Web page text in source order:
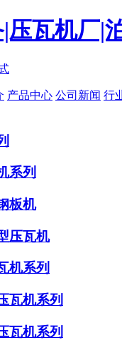
压瓦机厂|
产品中心 公司新闻 行
系列
板机
压瓦机
机系列
瓦机系列
瓦机系列